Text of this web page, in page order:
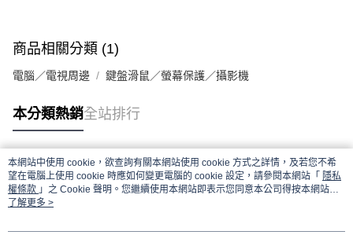
商品相關分類 (1)
電腦／電視周邊 鍵盤滑鼠／螢幕保護／攝影機
本分類熱銷全站排行
熱門標籤
本網站中使用 cookie，欲查詢有關本網站使用 cookie 方式之詳情，及若您不希
望在電腦上使用 cookie 時應如何變更電腦的 cookie 設定，請參閱本網站「 隱私
權條款 」之 Cookie 聲明。您繼續使用本網站即表示您同意本公司得按本網站使
用條款之 Cookie 聲明使用 cookie。
了解更多 >